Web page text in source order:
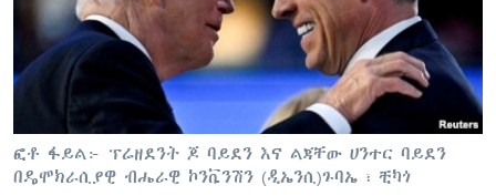
ቋንቋዎች
ፎቶ ፋይል፦ ፕሬዘደንት ጆ ባይደን እና ልጃቸው ሀንተር ባይደን
በዴሞክራሲያዊ ብሔራዊ ኮንቬንሽን (ዲኤንሲ)ጉባኤ ፣ ቺካጎ